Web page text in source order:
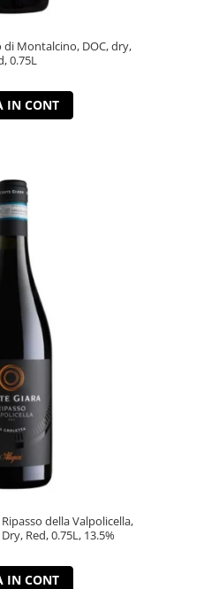
di Montalcino, DOC, dry,
0.75L
IN CONT
della Valpolicella,
Red, 0.75L, 13.5%
IN CONT